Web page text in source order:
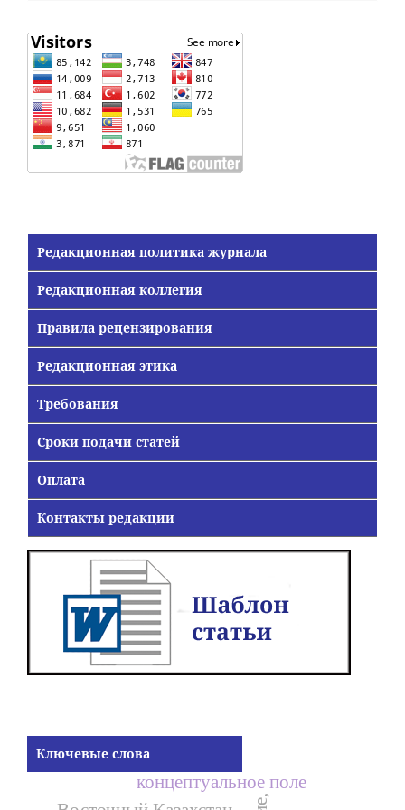
Редакционная политика журнала
Редакционная коллегия
Правила рецензирования
Редакционная этика
Требования
Сроки подачи статей
Оплата
Контакты редакции
Ключевые слова
концептуальное поле